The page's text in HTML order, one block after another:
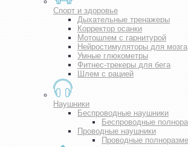
Спорт и здоровье
Дыхательные тренажеры
Корректор осанки
Мотошлем с гарнитурой
Нейростимуляторы для мозга
Умные глюкометры
Фитнес-трекеры для бега
Шлем с рацией
Наушники
Беспроводные наушники
Беспроводные
Проводные наушники
Проводные